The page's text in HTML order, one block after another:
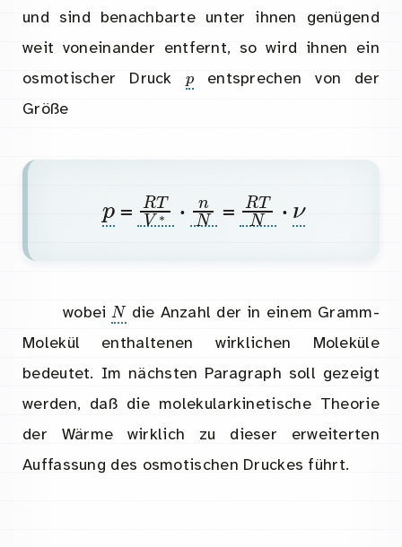
und sind benachbarte unter ihnen genügend
weit voneinander entfernt, so wird ihnen ein
osmotischer Druck
p
entsprechen von der
Größe
= RTV · nN = RTN ·
wobei
die Anzahl der in einem Gramm-
Molekül enthaltenen wirklichen Moleküle
bedeutet. Im nächsten Paragraph soll gezeigt
werden, daß die molekularkinetische Theorie
der Wärme wirklich zu dieser erweiterten
Auffassung des osmotischen Druckes führt.